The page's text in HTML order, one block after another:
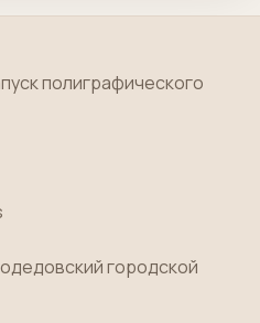
полиграфического
городской